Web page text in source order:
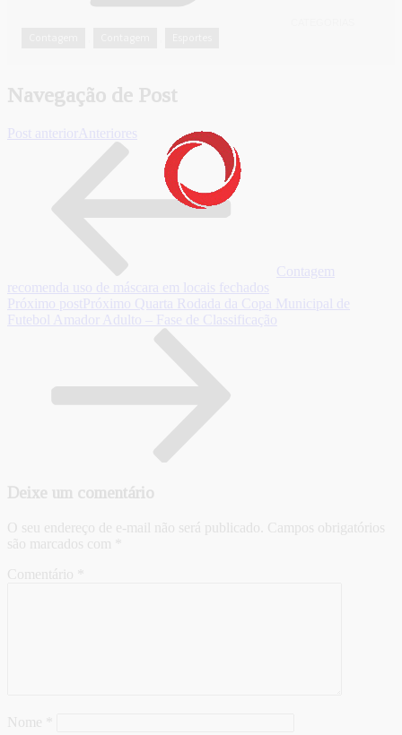
Navegação de Post
Post anterior Anteriores
Contagem
recomenda uso de máscara em locais fechados
Próximo post Próximo Quarta Rodada da Copa Municipal de
Futebol Amador Adulto – Fase de Classificação
Deixe um comentário
O seu endereço de e-mail não será publicado. Campos obrigatórios
são marcados com
Comentário
Nome